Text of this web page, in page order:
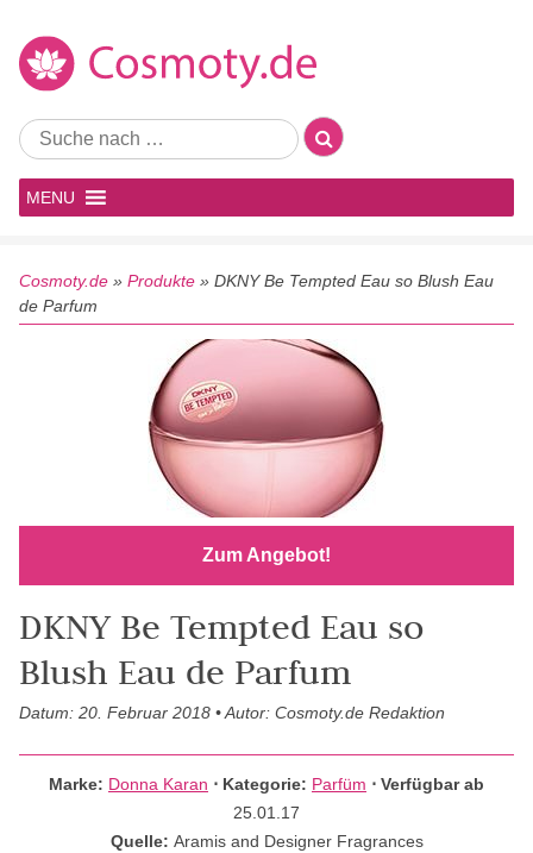
MENU
Cosmoty.de » Produkte » DKNY Be Tempted Eau so Blush Eau
de Parfum
Zum Angebot!
DKNY Be Tempted Eau so
Blush Eau de Parfum
Datum: 20. Februar 2018 • Autor: Cosmoty.de Redaktion
Marke: Donna Karan ⋅ Kategorie: Parfüm ⋅ Verfügbar ab
25.01.17
Quelle: Aramis and Designer Fragrances